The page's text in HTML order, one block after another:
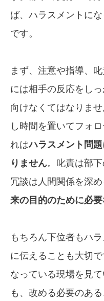
ば、ハラスメントに
です。
まず、注意や指導、
には相手の反応をし
向けなくてはなりま
し時間を置いてフォ
れはハラスメント問
りません。叱責は部
冗談は人間関係を深
来の目的のために必
もちろん下位者もハ
に伝えることも大切
なっている現場を見
も、改める必要のあ